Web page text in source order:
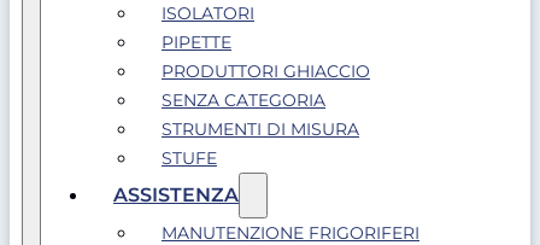
ISOLATORI
PIPETTE
PRODUTTORI GHIACCIO
SENZA CATEGORIA
STRUMENTI DI MISURA
STUFE
ASSISTENZA
MANUTENZIONE FRIGORIFERI